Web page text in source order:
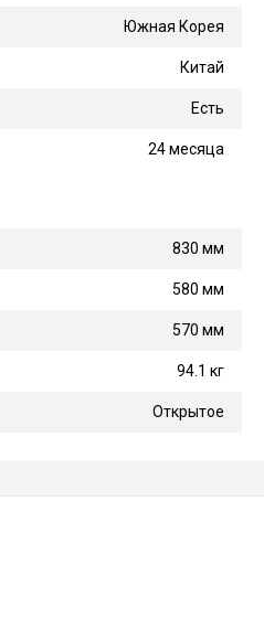
Южная Корея
Китай
Есть
24 месяца
830 мм
580 мм
570 мм
94.1 кг
Открытое